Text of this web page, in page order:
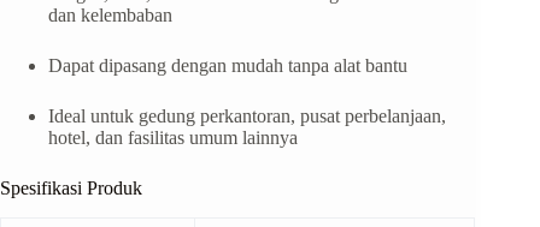
dan kelembaban
Dapat dipasang dengan mudah tanpa alat bantu
Ideal untuk gedung perkantoran, pusat perbelanjaan,
hotel, dan fasilitas umum lainnya
Spesifikasi Produk